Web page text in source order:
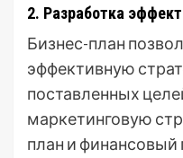
2. Разработка
Бизнес-план
эффективную
поставленных
маркетинговую
план и финансовый